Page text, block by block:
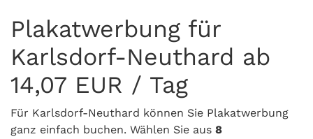
Plakatwerbung für
Karlsdorf-Neuthard ab
14,07 EUR / Tag
Für Karlsdorf-Neuthard können Sie Plakatwerbung
ganz einfach buchen. Wählen Sie aus 8